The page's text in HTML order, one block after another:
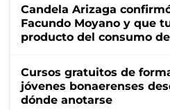
Candela Arizaga
Facundo Moyano y que
producto del consumo
Cursos gratuitos de
jóvenes bonaerenses
dónde anotarse